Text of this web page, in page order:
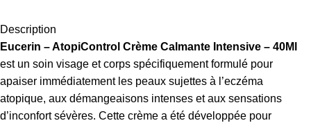
Description
Eucerin – AtopiControl Crème Calmante Intensive – 40Ml
est un soin visage et corps spécifiquement formulé pour
apaiser immédiatement les peaux sujettes à l’eczéma
atopique, aux démangeaisons intenses et aux sensations
d’inconfort sévères. Cette crème a été développée pour